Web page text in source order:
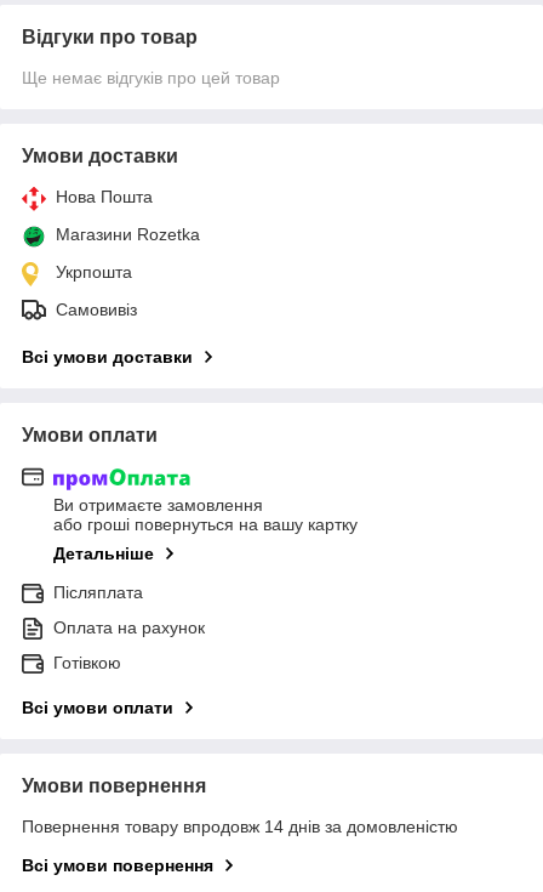
Відгуки про товар
Ще немає відгуків про цей товар
Умови доставки
Нова Пошта
Магазини Rozetka
Укрпошта
Самовивіз
Всі умови доставки
Умови оплати
Ви отримаєте замовлення
або гроші повернуться на вашу картку
Детальніше
Післяплата
Оплата на рахунок
Готівкою
Всі умови оплати
Умови повернення
Повернення товару впродовж 14 днів за домовленістю
Всі умови повернення